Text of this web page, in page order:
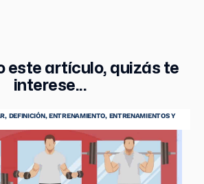
este artículo, quizás te
interese...
, DEFINICIÓN,ENTRENAMIENTO, ENTRENAMIENTOS Y